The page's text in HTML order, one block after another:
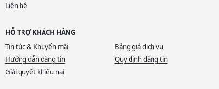
Liên hệ
HỖ TRỢ KHÁCH HÀNG
Tin tức & Khuyến mãi
Bảng giá dịch vụ
Hướng dẫn đăng tin
Quy định đăng tin
Giải quyết khiếu nại